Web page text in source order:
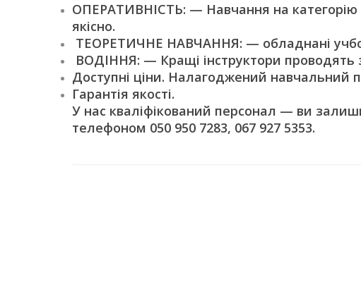
ОПЕРАТИВНІСТЬ: — Навчання на категорію
якісно.
ТЕОРЕТИЧНЕ НАВЧАННЯ: — обладнані
ВОДІННЯ: — Кращі інструктори
Доступні ціни. Налагоджений навчальний
Гарантія якості.
У нас кваліфікований персонал — ви
телефоном 050 950 7283, 067 927 5353.